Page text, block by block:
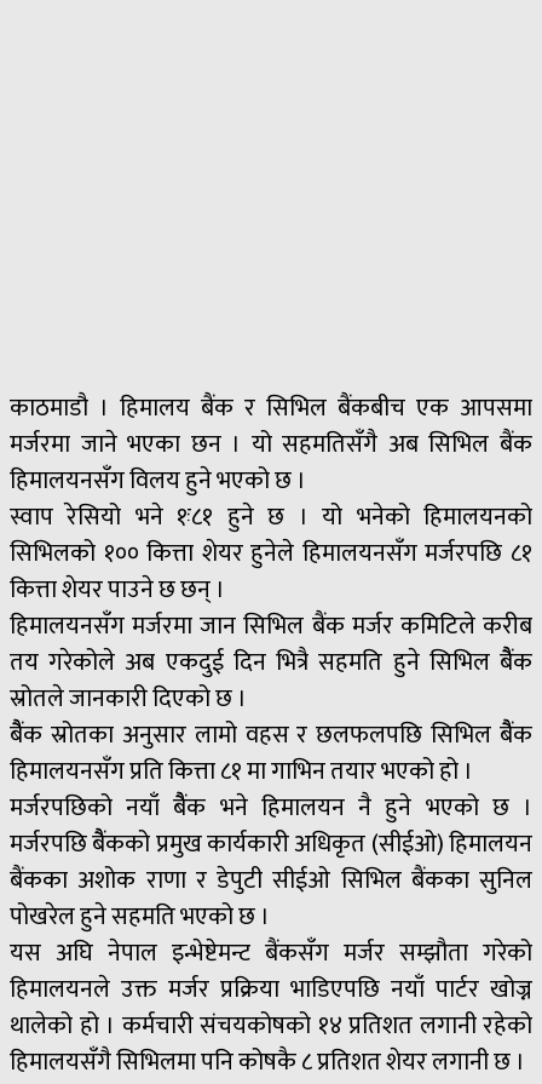
काठमाडौ । हिमालय बैंक र सिभिल बैंकबीच एक आपसमा
मर्जरमा जाने भएका छन । यो सहमतिसँगै अब सिभिल बैंक
हिमालयनसँग विलय हुने भएको छ ।
स्वाप रेसियो भने १ः८१ हुने छ । यो भनेको हिमालयनको
सिभिलको १०० कित्ता शेयर हुनेले हिमालयनसँग मर्जरपछि ८१
कित्ता शेयर पाउने छ छन् ।
हिमालयनसँग मर्जरमा जान सिभिल बैंक मर्जर कमिटिले करीब
तय गरेकोले अब एकदुई दिन भित्रै सहमति हुने सिभिल बैैंक
स्रोतले जानकारी दिएको छ ।
बैैंक स्रोतका अनुसार लामो वहस र छलफलपछि सिभिल बैैंक
हिमालयनसँग प्रति कित्ता ८१ मा गाभिन तयार भएको हो ।
मर्जरपछिको नयाँ बैैंक भने हिमालयन नै हुने भएको छ ।
मर्जरपछि बैैंकको प्रमुख कार्यकारी अधिकृत (सीईओ) हिमालयन
बैंकका अशोक राणा र डेपुटी सीईओ सिभिल बैंकका सुनिल
पोखरेल हुने सहमति भएको छ ।
यस अघि नेपाल इन्भेष्टेमन्ट बैंकसँग मर्जर सम्झौता गरेको
हिमालयनले उक्त मर्जर प्रक्रिया भाडिएपछि नयाँ पार्टर खोज्न
थालेको हो । कर्मचारी संचयकोषको १४ प्रतिशत लगानी रहेको
हिमालयसँगै सिभिलमा पनि कोषकै ८ प्रतिशत शेयर लगानी छ ।